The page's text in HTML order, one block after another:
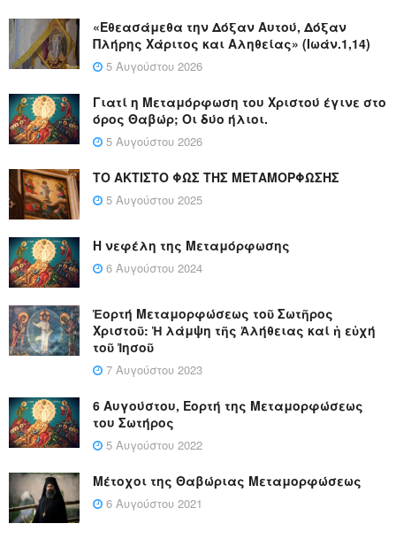
«Εθεασάμεθα την Δόξαν Αυτού, Δόξαν
Πλήρης Χάριτος και Αληθείας» (Ιωάν.1,14)
5 Αυγούστου 2026
Γιατί η Μεταμόρφωση του Χριστού έγινε στο
όρος Θαβώρ; Οι δύο ήλιοι.
5 Αυγούστου 2026
ΤΟ ΑΚΤΙΣΤΟ ΦΩΣ ΤΗΣ ΜΕΤΑΜΟΡΦΩΣΗΣ
5 Αυγούστου 2025
Η νεφέλη της Μεταμόρφωσης
6 Αυγούστου 2024
Ἑορτή Μεταμορφώσεως τοῦ Σωτῆρος
Χριστοῦ: Ἡ λάμψη τῆς Ἀλήθειας καί ἡ εὐχή
τοῦ Ἰησοῦ
7 Αυγούστου 2023
6 Αυγούστου, Εορτή της Μεταμορφώσεως
του Σωτήρος
5 Αυγούστου 2022
Μέτοχοι της Θαβώριας Μεταμορφώσεως
6 Αυγούστου 2021